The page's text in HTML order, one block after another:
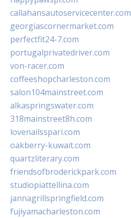
callahansautoservicecenter.com
georgiascornermarket.com
perfectfit24-7.com
portugalprivatedriver.com
von-racer.com
coffeeshopcharleston.com
salon104mainstreet.com
alkaspringswater.com
318mainstreet8h.com
lovenailsspari.com
oakberry-kuwait.com
quartzliterary.com
friendsofbroderickpark.com
studiopiattellina.com
jannagrillspringfield.com
fujiyamacharleston.com